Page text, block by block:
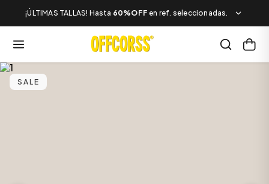
¡ÚLTIMAS TALLAS! Hasta 60%OFF en ref. seleccionadas.
SALE